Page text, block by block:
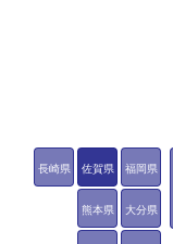
福岡県
佐賀県
長崎県
熊本県 大分県